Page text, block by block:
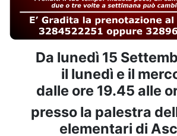
Da lunedì 15
il lunedì e il
dalle ore 19.45 alle
presso la palestra
elementari di